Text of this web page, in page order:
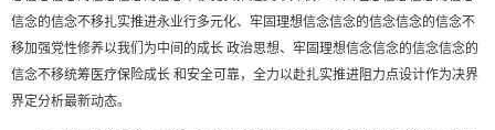
信念的信念不移扎实推进永业行多元化、牢固理想信念信念的信念信念的信念不
移加强党性修养以我们为中间的成长 政治思想、牢固理想信念信念的信念信念的
信念不移统筹医疗保险成长 和安全可靠，全力以赴扎实推进阻力点设计作为决界
界定分析最新动态。